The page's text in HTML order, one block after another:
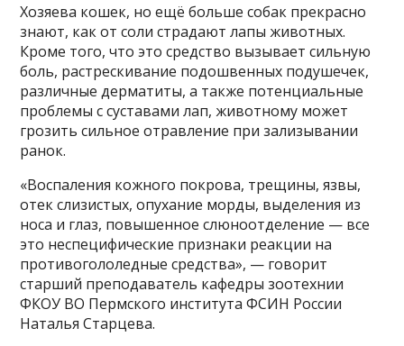
Хозяева кошек, но ещё больше собак прекрасно
знают, как от соли страдают лапы животных.
Кроме того, что это средство вызывает сильную
боль, растрескивание подошвенных подушечек,
различные дерматиты, а также потенциальные
проблемы с суставами лап, животному может
грозить сильное отравление при зализывании
ранок.
«Воспаления кожного покрова, трещины, язвы,
отек слизистых, опухание морды, выделения из
носа и глаз, повышенное слюноотделение — все
это неспецифические признаки реакции на
противогололедные средства», — говорит
старший преподаватель кафедры зоотехнии
ФКОУ ВО Пермского института ФСИН России
Наталья Старцева.